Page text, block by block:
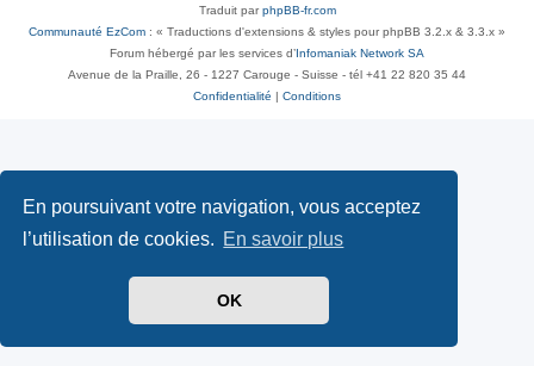
En poursuivant votre navigation, vous acceptez
l’utilisation de cookies. En savoir plus
OK
Traduit parphpBB-fr.com
Communauté EzCom : « Traductions d'extensions & styles pour phpBB 3.2.x & 3.3.x »
Forum hébergé par les services d’ Infomaniak Network SA
Avenue de la Praille, 26 - 1227 Carouge - Suisse - tél +41 22 820 35 44
Confidentialité
Conditions